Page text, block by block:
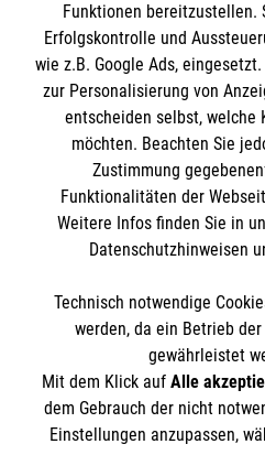
Mitarbeiten
Stellenangebote
Wir Malteser
Kontakt
Presse und Medien
Transparenz
Impressum
Datenschutz
Barrierefreiheit
Malteser online
Malteserorden
Malteser Jugend
Malteser International
Sharepoint
Spendenkonto
Bank: Pax-Bank für
IBAN: DE90 3706 0120
BIC: GENODED1PA7
Soziale Netzwerke
Der Malteser Hilfsdienst e.V.
gemeinnützige Organisation
Funktionen bereitzustellen.
Erfolgskontrolle und
wie z.B. Google Ads,
zur Personalisierung von
entscheiden selbst, welche
möchten. Beachten Sie
Zustimmung
Funktionalitäten der
Weitere Infos finden Sie in
Datenschutzhinweisen
Technisch notwendige
werden, da ein Betrieb
gewährleistet
Mit dem Klick auf Alle
dem Gebrauch der nicht
Einstellungen anzupassen,